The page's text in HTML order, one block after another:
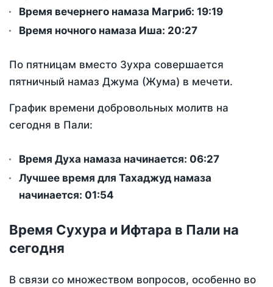
Время вечернего намаза Магриб: 19:19
Время ночного намаза Иша: 20:27
По пятницам вместо Зухра совершается
пятничный намаз Джума (Жума) в мечети.
График времени добровольных молитв на
сегодня в Пали:
Время Духа намаза начинается: 06:27
Лучшее время для Тахаджуд намаза
начинается: 01:54
Время Сухура и Ифтара в Пали на
сегодня
В связи со множеством вопросов, особенно во